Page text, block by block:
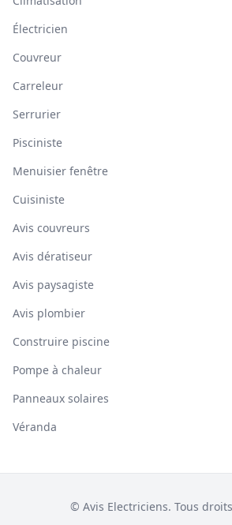
Électricien
Couvreur
Carreleur
Serrurier
Pisciniste
Menuisier fenêtre
Cuisiniste
Avis couvreurs
Avis dératiseur
Avis paysagiste
Avis plombier
Construire piscine
Pompe à chaleur
Panneaux solaires
Véranda
© Avis Electriciens. Tous